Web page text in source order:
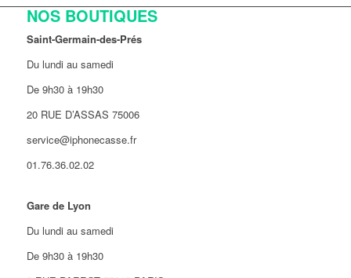
NOS BOUTIQUES
Saint-Germain-des-Prés
Du lundi au samedi
De 9h30 à 19h30
20 RUE D’ASSAS 75006
service@iphonecasse.fr
01.76.36.02.02
Gare de Lyon
Du lundi au samedi
De 9h30 à 19h30